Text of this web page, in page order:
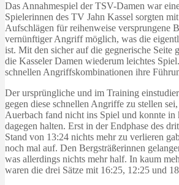
Das Annahmespiel der TSV-Damen war
Spielerinnen des TV Jahn Kassel sorgten
Aufschlägen für reihenweise versprungene
vernünftiger Angriff möglich, was die
ist. Mit den sicher auf die gegnerische Seite
die Kasseler Damen wiederum leichtes
schnellen Angriffskombinationen ihre
Der ursprüngliche und im Training
gegen diese schnellen Angriffe zu stellen
Auerbach fand nicht ins Spiel und konnte in
dagegen halten. Erst in der Endphase des
Stand von 13:24 nichts mehr zu verlieren
noch mal auf. Den Bergsträßerinnen
was allerdings nichts mehr half. In kaum
waren die drei Sätze mit 16:25, 12:25 und